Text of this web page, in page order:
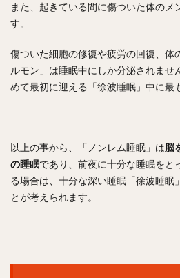
また、起きている間に傷ついた体のメ
す。
傷ついた細胞の修復や疲労の回復、体
ルモン」は睡眠中にしか分泌されませ
めて最初に迎える「徐波睡眠」中に最
以上の事から、「ノンレム睡眠」は脳
の睡眠であり、前夜に十分な睡眠をと
る場合は、十分な深い睡眠「徐波睡眠
とが考えられます。